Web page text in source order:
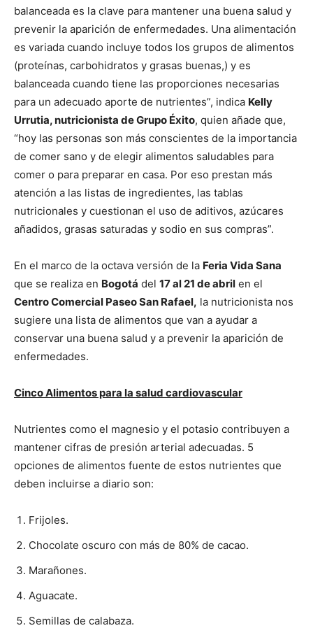
balanceada es la clave para mantener una buena salud y
prevenir la aparición de enfermedades. Una alimentación
es variada cuando incluye todos los grupos de alimentos
(proteínas, carbohidratos y grasas buenas,) y es
balanceada cuando tiene las proporciones necesarias
para un adecuado aporte de nutrientes”, indica Kelly
Urrutia, nutricionista de Grupo Éxito, quien añade que,
“hoy las personas son más conscientes de la importancia
de comer sano y de elegir alimentos saludables para
comer o para preparar en casa. Por eso prestan más
atención a las listas de ingredientes, las tablas
nutricionales y cuestionan el uso de aditivos, azúcares
añadidos, grasas saturadas y sodio en sus compras”.
En el marco de la octava versión de la Feria Vida Sana
que se realiza en Bogotá del 17 al 21 de abril en el
Centro Comercial Paseo San Rafael, la nutricionista nos
sugiere una lista de alimentos que van a ayudar a
conservar una buena salud y a prevenir la aparición de
enfermedades.
Cinco Alimentos para la salud cardiovascular
Nutrientes como el magnesio y el potasio contribuyen a
mantener cifras de presión arterial adecuadas. 5
opciones de alimentos fuente de estos nutrientes que
deben incluirse a diario son:
Frijoles.
Chocolate oscuro con más de 80% de cacao.
Marañones.
Aguacate.
Semillas de calabaza.